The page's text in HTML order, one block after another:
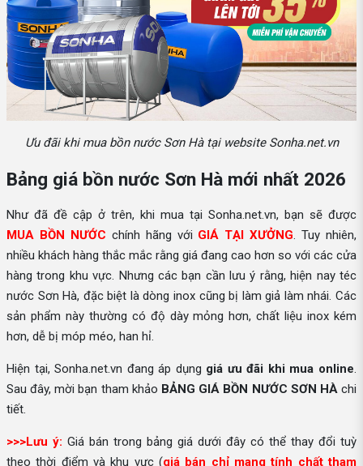
Ưu đãi khi mua bồn nước Sơn Hà tại website Sonha.net.vn
Bảng giá bồn nước Sơn Hà mới nhất 2026
Như đã đề cập ở trên, khi mua tại Sonha.net.vn, bạn sẽ được
MUA BỒN NƯỚC chính hãng với GIÁ TẠI XƯỞNG. Tuy nhiên,
nhiều khách hàng thắc mắc rằng giá đang cao hơn so với các cửa
hàng trong khu vực. Nhưng các bạn cần lưu ý rằng, hiện nay téc
nước Sơn Hà, đặc biệt là dòng inox cũng bị làm giả làm nhái. Các
sản phẩm này thường có độ dày mỏng hơn, chất liệu inox kém
hơn, dễ bị móp méo, han hỉ.
Hiện tại, Sonha.net.vn đang áp dụng giá ưu đãi khi mua online.
Sau đây, mời bạn tham khảo BẢNG GIÁ BỒN NƯỚC SƠN HÀchi
tiết.
>>>Lưu ý: Giá bán trong bảng giá dưới đây có thể thay đổi tuỳ
theo thời điểm và khu vực (giá bán chỉ mang tính chất tham